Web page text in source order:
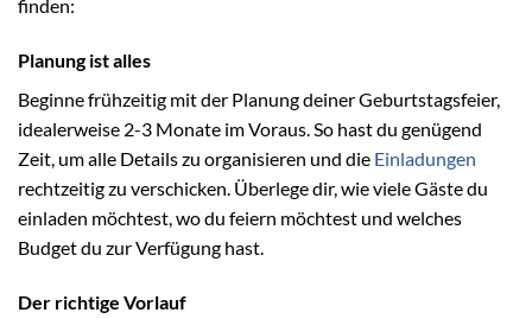
finden:
Planung ist alles
Beginne frühzeitig mit der Planung deiner Geburtstagsfeier,
idealerweise 2-3 Monate im Voraus. So hast du genügend
Zeit, um alle Details zu organisieren und die Einladungen
rechtzeitig zu verschicken. Überlege dir, wie viele Gäste du
einladen möchtest, wo du feiern möchtest und welches
Budget du zur Verfügung hast.
Der richtige Vorlauf